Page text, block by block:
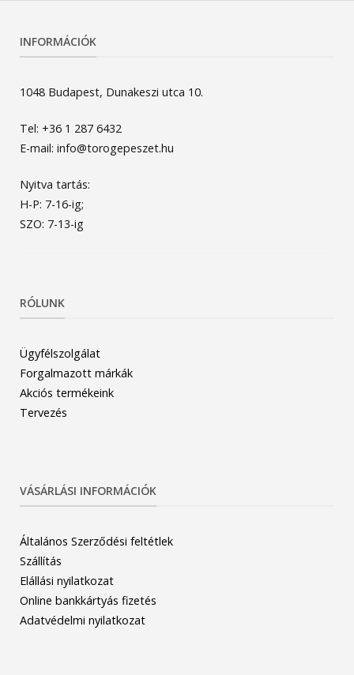
INFORMÁCIÓK
1048 Budapest, Dunakeszi utca 10.
Tel: +36 1 287 6432
E-mail: info@torogepeszet.hu
Nyitva tartás:
H-P: 7-16-ig;
SZO: 7-13-ig
RÓLUNK
Ügyfélszolgálat
Forgalmazott márkák
Akciós termékeink
Tervezés
VÁSÁRLÁSI INFORMÁCIÓK
Általános Szerződési feltétlek
Szállítás
Elállási nyilatkozat
Online bankkártyás fizetés
Adatvédelmi nyilatkozat